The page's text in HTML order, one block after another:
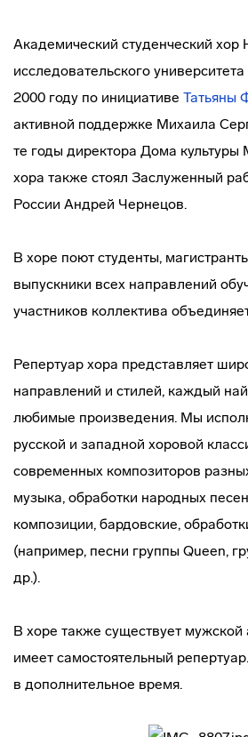
Академический студенческий хор
исследовательского
2000 году по инициативе Татьяны
активной поддержке Михаила
те годы директора Дома
хора также стоял Заслуженный
России Андрей Чернецов.
В хоре поют студенты,
выпускники всех направлений
участников коллектива
Репертуар хора представляет
направлений и стилей, каждый
любимые произведения. Мы
русской и западной хоровой
современных композиторов
музыка, обработки народных
композиции, бардовские,
(например, песни группы Queen,
др.).
В хоре также существует мужской
имеет самостоятельный
в дополнительное время.